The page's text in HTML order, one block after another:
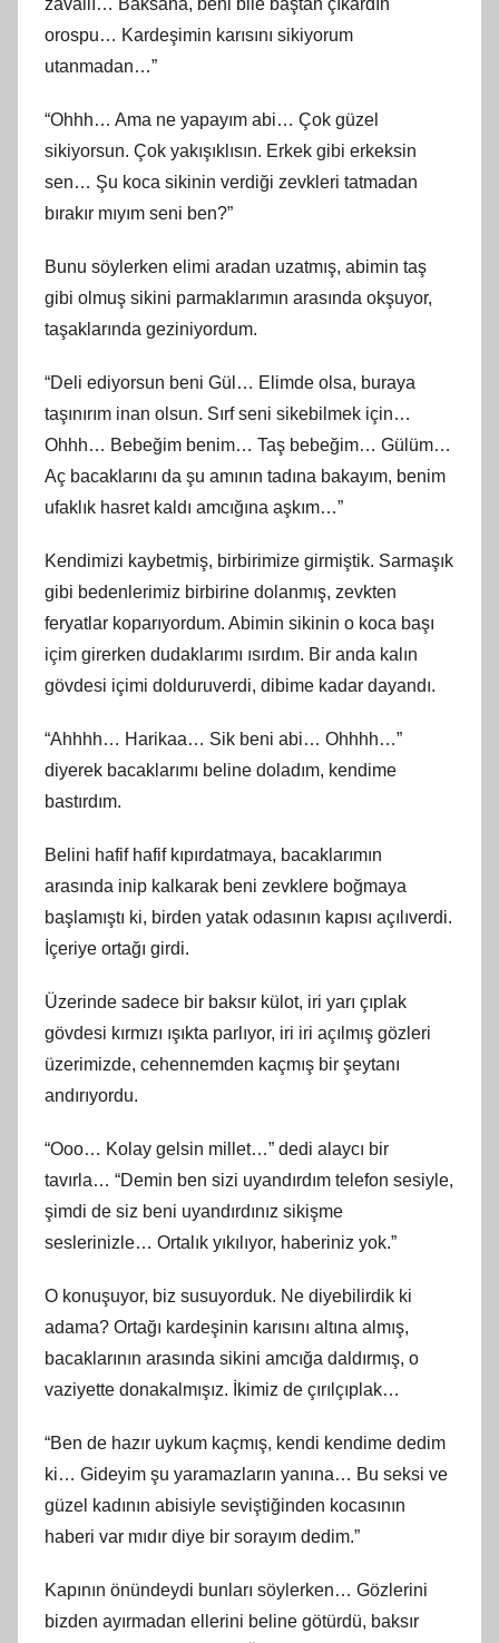
orospu… Kardeşimin karısını sikiyorum
utanmadan…”
“Ohhh… Ama ne yapayım abi… Çok güzel
sikiyorsun. Çok yakışıklısın. Erkek gibi erkeksin
sen… Şu koca sikinin verdiği zevkleri tatmadan
bırakır mıyım seni ben?”
Bunu söylerken elimi aradan uzatmış, abimin taş
gibi olmuş sikini parmaklarımın arasında okşuyor,
taşaklarında geziniyordum.
“Deli ediyorsun beni Gül… Elimde olsa, buraya
taşınırım inan olsun. Sırf seni sikebilmek için…
Ohhh… Bebeğim benim… Taş bebeğim… Gülüm…
Aç bacaklarını da şu amının tadına bakayım, benim
ufaklık hasret kaldı amcığına aşkım…”
Kendimizi kaybetmiş, birbirimize girmiştik. Sarmaşık
gibi bedenlerimiz birbirine dolanmış, zevkten
feryatlar koparıyordum. Abimin sikinin o koca başı
içim girerken dudaklarımı ısırdım. Bir anda kalın
gövdesi içimi dolduruverdi, dibime kadar dayandı.
“Ahhhh… Harikaa… Sik beni abi… Ohhhh…”
diyerek bacaklarımı beline doladım, kendime
bastırdım.
Belini hafif hafif kıpırdatmaya, bacaklarımın
arasında inip kalkarak beni zevklere boğmaya
başlamıştı ki, birden yatak odasının kapısı açılıverdi.
İçeriye ortağı girdi.
Üzerinde sadece bir baksır külot, iri yarı çıplak
gövdesi kırmızı ışıkta parlıyor, iri iri açılmış gözleri
üzerimizde, cehennemden kaçmış bir şeytanı
andırıyordu.
“Ooo… Kolay gelsin millet…” dedi alaycı bir
tavırla… “Demin ben sizi uyandırdım telefon sesiyle,
şimdi de siz beni uyandırdınız sikişme
seslerinizle… Ortalık yıkılıyor, haberiniz yok.”
O konuşuyor, biz susuyorduk. Ne diyebilirdik ki
adama? Ortağı kardeşinin karısını altına almış,
bacaklarının arasında sikini amcığa daldırmış, o
vaziyette donakalmışız. İkimiz de çırılçıplak…
“Ben de hazır uykum kaçmış, kendi kendime dedim
ki… Gideyim şu yaramazların yanına… Bu seksi ve
güzel kadının abisiyle seviştiğinden kocasının
haberi var mıdır diye bir sorayım dedim.”
Kapının önündeydi bunları söylerken… Gözlerini
bizden ayırmadan ellerini beline götürdü, baksır